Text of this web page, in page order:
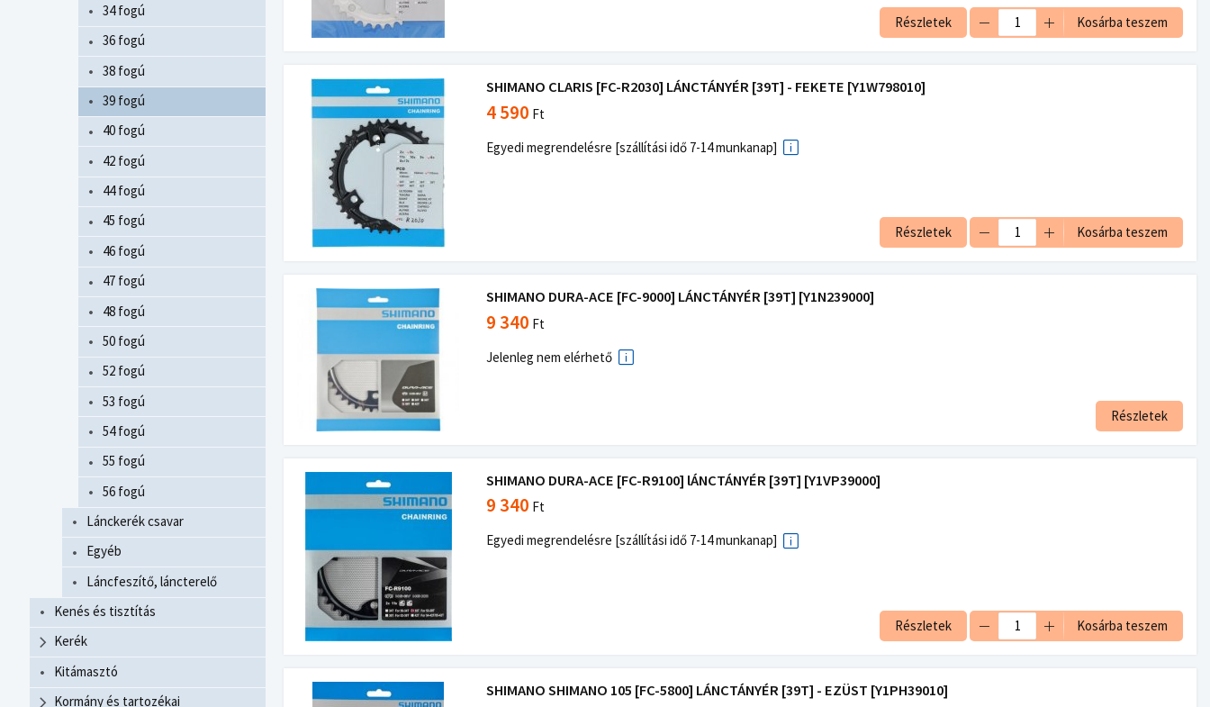
34 fogú
36 fogú
38 fogú
39 fogú
40 fogú
42 fogú
44 fogú
45 fogú
46 fogú
47 fogú
48 fogú
50 fogú
52 fogú
53 fogú
54 fogú
55 fogú
56 fogú
Lánckerék csavar
Egyéb
Láncfeszítő, láncterelő
Kenés és tisztítás
Kerék
Kitámasztó
Kormány és tartozékai
Részletek Kosárba teszem
SHIMANO CLARIS [FC-R2030] LÁNCTÁNYÉR [39T] - FEKETE [Y1W798010]
4 590 Ft
Egyedi megrendelésre [szállítási idő 7-14 munkanap]
Részletek Kosárba teszem
SHIMANO DURA-ACE [FC-9000] LÁNCTÁNYÉR [39T] [Y1N239000]
9 340 Ft
Jelenleg nem elérhető
Részletek
SHIMANO DURA-ACE [FC-R9100] lÁNCTÁNYÉR [39T] [Y1VP39000]
9 340 Ft
Egyedi megrendelésre [szállítási idő 7-14 munkanap]
Részletek Kosárba teszem
SHIMANO SHIMANO 105 [FC-5800] LÁNCTÁNYÉR [39T] - EZÜST [Y1PH39010]